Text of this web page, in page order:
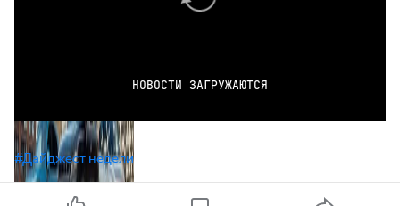
НОВОСТИ ЗАГРУЖАЮТСЯ
#Дайджест недели